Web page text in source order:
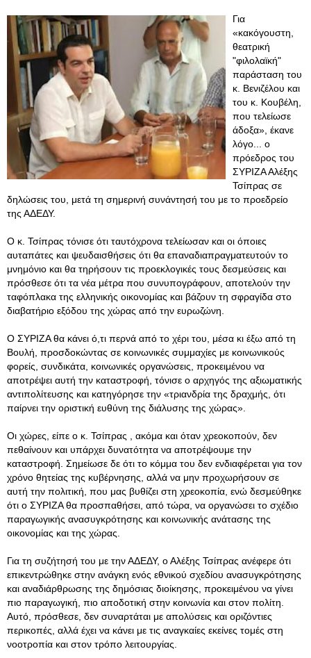
Για
«κακόγουστη,
θεατρική
"φιλολαϊκή"
παράσταση του
κ. Βενιζέλου και
του κ. Κουβέλη,
που τελείωσε
άδοξα», έκανε
λόγο... ο
πρόεδρος του
ΣΥΡΙΖΑ Αλέξης
Τσίπρας σε
δηλώσεις του, μετά τη σημερινή συνάντησή του με το προεδρείο
της ΑΔΕΔΥ.
Ο κ. Τσίπρας τόνισε ότι ταυτόχρονα τελείωσαν και οι όποιες
αυταπάτες και ψευδαισθήσεις ότι θα επαναδιαπραγματευτούν το
μνημόνιο και θα τηρήσουν τις προεκλογικές τους δεσμεύσεις και
πρόσθεσε ότι τα νέα μέτρα που συνυπογράφουν, αποτελούν την
ταφόπλακα της ελληνικής οικονομίας και βάζουν τη σφραγίδα στο
διαβατήριο εξόδου της χώρας από την ευρωζώνη.
Ο ΣΥΡΙΖΑ θα κάνει ό,τι περνά από το χέρι του, μέσα κι έξω από τη
Βουλή, προσδοκώντας σε κοινωνικές συμμαχίες με κοινωνικούς
φορείς, συνδικάτα, κοινωνικές οργανώσεις, προκειμένου να
αποτρέψει αυτή την καταστροφή, τόνισε ο αρχηγός της αξιωματικής
αντιπολίτευσης και κατηγόρησε την «τριανδρία της δραχμής, ότι
παίρνει την οριστική ευθύνη της διάλυσης της χώρας».
Οι χώρες, είπε ο κ. Τσίπρας , ακόμα και όταν χρεοκοπούν, δεν
πεθαίνουν και υπάρχει δυνατότητα να αποτρέψουμε την
καταστροφή. Σημείωσε δε ότι το κόμμα του δεν ενδιαφέρεται για τον
χρόνο θητείας της κυβέρνησης, αλλά να μην προχωρήσουν σε
αυτή την πολιτική, που μας βυθίζει στη χρεοκοπία, ενώ δεσμεύθηκε
ότι ο ΣΥΡΙΖΑ θα προσπαθήσει, από τώρα, να οργανώσει το σχέδιο
παραγωγικής ανασυγκρότησης και κοινωνικής ανάτασης της
οικονομίας και της χώρας.
Για τη συζήτησή του με την ΑΔΕΔΥ, ο Αλέξης Τσίπρας ανέφερε ότι
επικεντρώθηκε στην ανάγκη ενός εθνικού σχεδίου ανασυγκρότησης
και αναδιάρθρωσης της δημόσιας διοίκησης, προκειμένου να γίνει
πιο παραγωγική, πιο αποδοτική στην κοινωνία και στον πολίτη.
Αυτό, πρόσθεσε, δεν συναρτάται με απολύσεις και οριζόντιες
περικοπές, αλλά έχει να κάνει με τις αναγκαίες εκείνες τομές στη
νοοτροπία και στον τρόπο λειτουργίας.